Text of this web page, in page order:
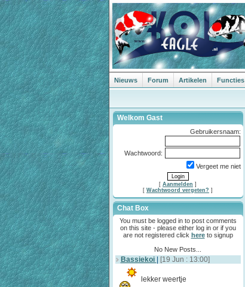
Nieuws Forum Artikelen Functies
Welkom Gast
Gebruikersnaam:
Wachtwoord:
Vergeet me niet
[ Aanmelden ]
[ Wachtwoord vergeten? ]
Chat Box
You must be logged in to post comments
on this site - please either log in or if you
are not registered click hereto signup
No New Posts...
Bassiekoi [19 Jun : 13:00]
lekker weertje